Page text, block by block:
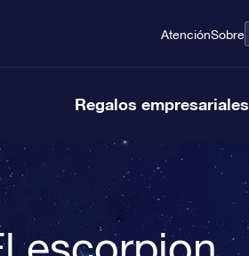
AtenciónSobre
Regalos empresariales